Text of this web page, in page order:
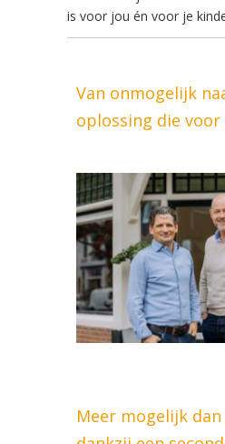
is voor jou én voor je
Van onmogelijk
oplossing die
Meer mogelijk